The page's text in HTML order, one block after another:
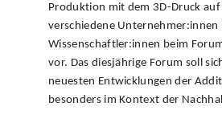
Produktion mit dem 3D-Druck
verschiedene Unternehmer:innen
Wissenschaftler:innen beim
vor. Das diesjährige Forum soll
neuesten Entwicklungen der
besonders im Kontext der